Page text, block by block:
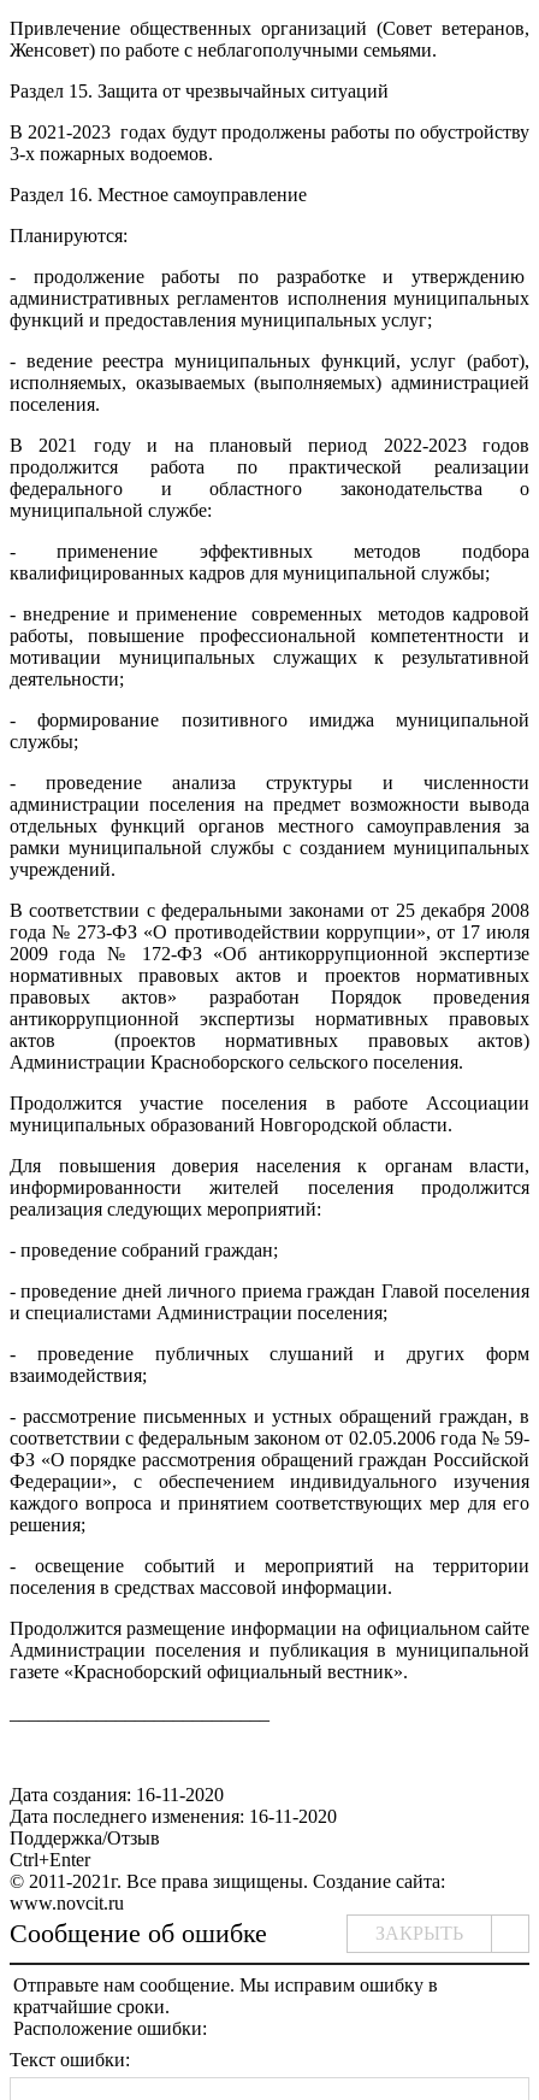
Привлечение общественных организаций (Совет ветеранов,
Женсовет) по работе с неблагополучными семьями.
Раздел 15. Защита от чрезвычайных ситуаций
В 2021-2023 годах будут продолжены работы по обустройству
3-х пожарных водоемов.
Раздел 16. Местное самоуправление
Планируются:
- продолжение работы по разработке и утверждению
административных регламентов исполнения муниципальных
функций и предоставления муниципальных услуг;
- ведение реестра муниципальных функций, услуг (работ),
исполняемых, оказываемых (выполняемых) администрацией
поселения.
В 2021 году и на плановый период 2022-2023 годов
продолжится работа по практической реализации
федерального и областного законодательства о
муниципальной службе:
- применение эффективных методов подбора
квалифицированных кадров для муниципальной службы;
- внедрение и применение современных методов кадровой
работы, повышение профессиональной компетентности и
мотивации муниципальных служащих к результативной
деятельности;
- формирование позитивного имиджа муниципальной
службы;
- проведение анализа структуры и численности
администрации поселения на предмет возможности вывода
отдельных функций органов местного самоуправления за
рамки муниципальной службы с созданием муниципальных
учреждений.
В соответствии с федеральными законами от 25 декабря 2008
года № 273-ФЗ «О противодействии коррупции», от 17 июля
2009 года № 172-ФЗ «Об антикоррупционной экспертизе
нормативных правовых актов и проектов нормативных
правовых актов» разработан Порядок проведения
антикоррупционной экспертизы нормативных правовых
актов (проектов нормативных правовых актов)
Администрации Красноборского сельского поселения.
Продолжится участие поселения в работе Ассоциации
муниципальных образований Новгородской области.
Для повышения доверия населения к органам власти,
информированности жителей поселения продолжится
реализация следующих мероприятий:
- проведение собраний граждан;
- проведение дней личного приема граждан Главой поселения
и специалистами Администрации поселения;
- проведение публичных слушаний и других форм
взаимодействия;
- рассмотрение письменных и устных обращений граждан, в
соответствии с федеральным законом от 02.05.2006 года № 59-
ФЗ «О порядке рассмотрения обращений граждан Российской
Федерации», с обеспечением индивидуального изучения
каждого вопроса и принятием соответствующих мер для его
решения;
- освещение событий и мероприятий на территории
поселения в средствах массовой информации.
Продолжится размещение информации на официальном сайте
Администрации поселения и публикация в муниципальной
газете «Красноборский официальный вестник».
Дата создания: 16-11-2020
Дата последнего изменения: 16-11-2020
Поддержка/Отзыв
Ctrl+Enter
© 2011-2021г. Все права зищищены. Создание сайта:
www.novcit.ru
Сообщение об ошибке ЗАКРЫТЬ
Отправьте нам сообщение. Мы исправим ошибку в
кратчайшие сроки.
Расположение ошибки:
Текст ошибки: